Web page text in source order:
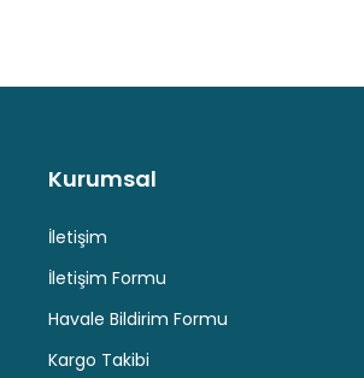
Güvenli Ödeme
Kurumsal
İletişim
İletişim Formu
Havale Bildirim Formu
Kargo Takibi